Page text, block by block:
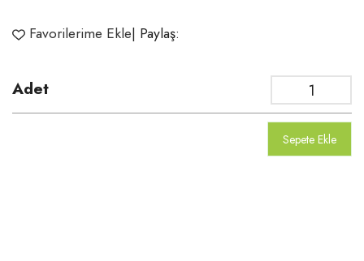
Favorilerime Ekle| Paylaş:
Adet
Sepete Ekle